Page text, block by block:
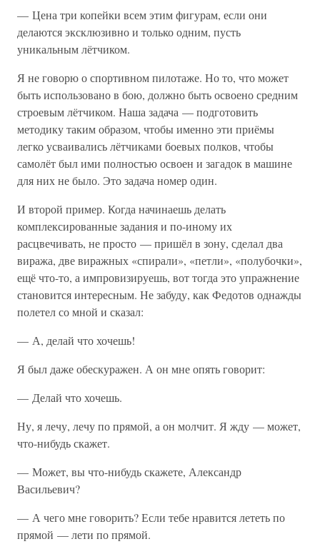
— Цена три копейки всем этим фигурам, если они
делаются эксклюзивно и только одним, пусть
уникальным лётчиком.
Я не говорю о спортивном пилотаже. Но то, что может
быть использовано в бою, должно быть освоено средним
строевым лётчиком. Наша задача — подготовить
методику таким образом, чтобы именно эти приёмы
легко усваивались лётчиками боевых полков, чтобы
самолёт был ими полностью освоен и загадок в машине
для них не было. Это задача номер один.
И второй пример. Когда начинаешь делать
комплексированные задания и по-иному их
расцвечивать, не просто — пришёл в зону, сделал два
виража, две виражных «спирали», «петли», «полубочки»,
ещё что-то, а импровизируешь, вот тогда это упражнение
становится интересным. Не забуду, как Федотов однажды
полетел со мной и сказал:
— А, делай что хочешь!
Я был даже обескуражен. А он мне опять говорит:
— Делай что хочешь.
Ну, я лечу, лечу по прямой, а он молчит. Я жду — может,
что-нибудь скажет.
— Может, вы что-нибудь скажете, Александр
Васильевич?
— А чего мне говорить? Если тебе нравится лететь по
прямой — лети по прямой.